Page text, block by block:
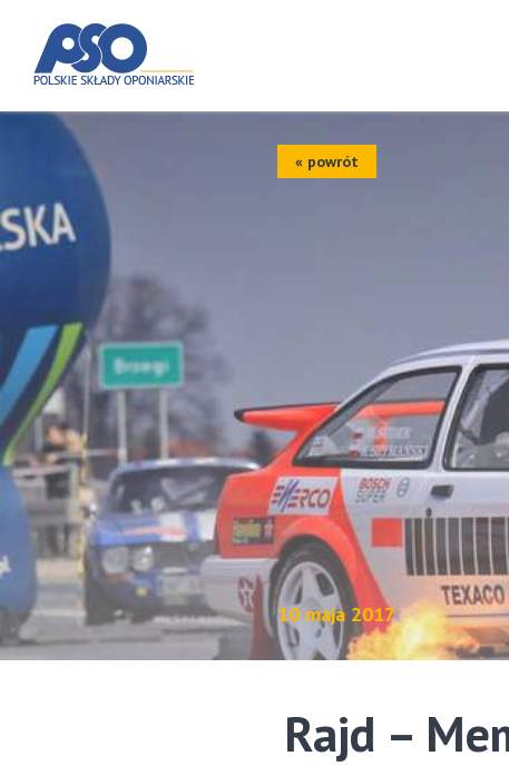
« powrót
10 maja 2017
Rajd –